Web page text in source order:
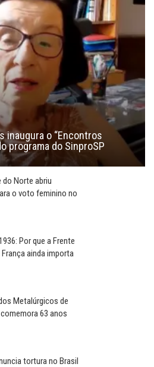
inaugura o “Encontros
programa do SinproSP
do Norte abriu
o voto feminino no
Por que a Frente
ainda importa
Metalúrgicos de
63 anos
tortura no Brasil